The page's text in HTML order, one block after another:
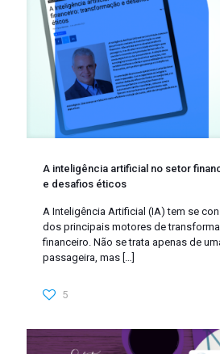
A inteligência artificial no setor
e desafios éticos
A Inteligência Artificial (IA) tem se
dos principais motores de
financeiro. Não se trata apenas de
passageira, mas […]
5